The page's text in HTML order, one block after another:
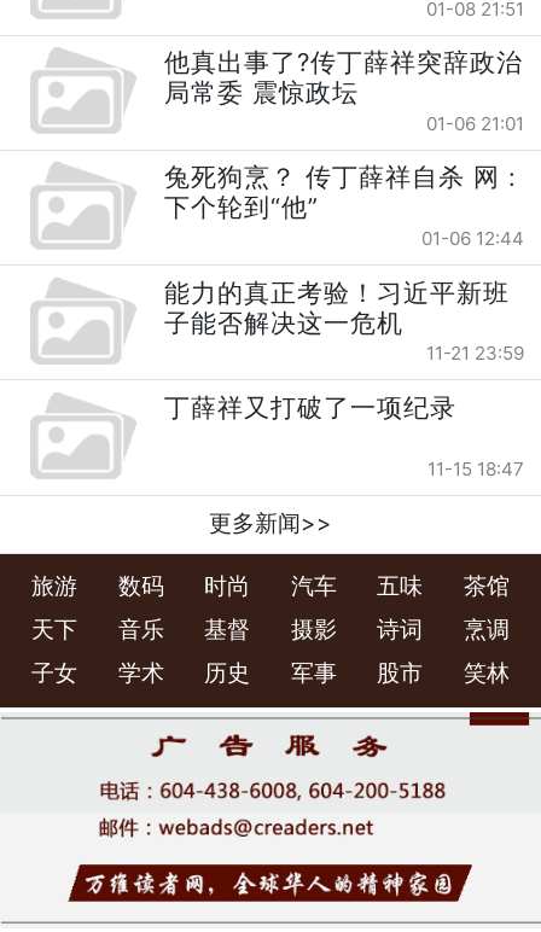
01-08 21:51
他真出事了?传丁薛祥突辞政治
局常委 震惊政坛
01-06 21:01
兔死狗烹？ 传丁薛祥自杀 网 :
下个轮到“他”
01-06 12:44
能力的真正考验！习近平新班
子能否解决这一危机
11-21 23:59
丁薛祥又打破了一项纪录
11-15 18:47
更多新闻>>
旅游 数码 时尚 汽车 五味
茶馆
天下
音乐 基督 摄影 诗词
烹调
子女
学术 历史 军事 股市 笑林